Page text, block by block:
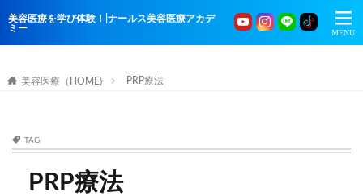
美容医療を学び体験！|ナールス美容医療アカデ
ミー
美容医療（HOME) PRP療法
TAG
PRP療法